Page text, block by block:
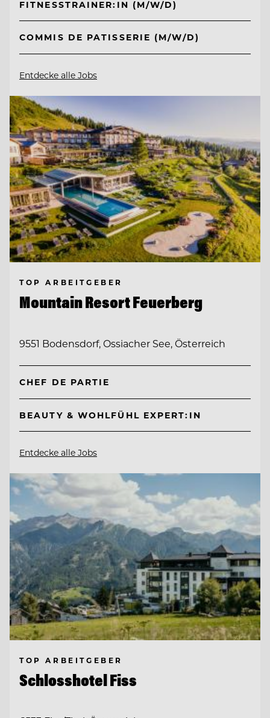
FITNESSTRAINER:IN (M/W/D)
COMMIS DE PATISSERIE (M/W/D)
Entdecke alle Jobs
TOP ARBEITGEBER
Mountain Resort Feuerberg
9551 Bodensdorf, Ossiacher See, Österreich
CHEF DE PARTIE
BEAUTY & WOHLFÜHL EXPERT:IN
Entdecke alle Jobs
TOP ARBEITGEBER
Schlosshotel Fiss